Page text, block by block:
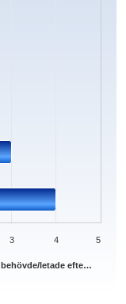
letade efte…
3 4 5